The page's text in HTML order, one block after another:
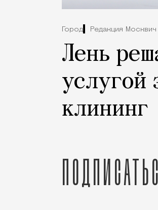
Город Редакция Москвич
Лень
услугой
клининг